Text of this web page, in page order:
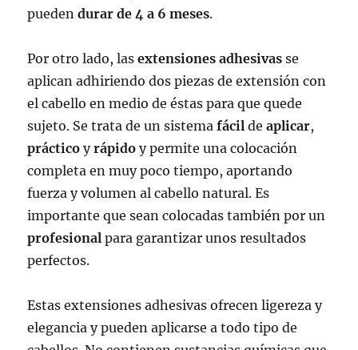
puedendurar de 4 a 6 meses.
Por otro lado, lasextensiones adhesivas se
aplican adhiriendo dos piezas de extensión con
el cabello en medio de éstas para que quede
sujeto. Se trata de un sistemafácil deaplicar,
práctico yrápido y permite una colocación
completa en muy poco tiempo, aportando
fuerza y volumen al cabello natural. Es
importante que sean colocadas también por un
profesional para garantizar unos resultados
perfectos.
Estas extensiones adhesivas ofrecen ligereza y
elegancia y pueden aplicarse a todo tipo de